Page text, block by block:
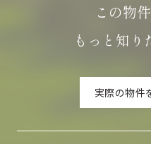
この物
もっと知り
実際の物件